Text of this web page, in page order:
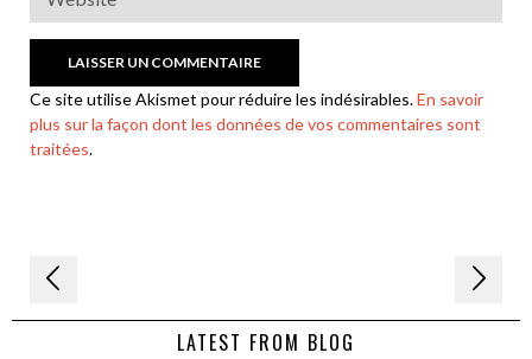
Ce site utilise Akismet pour réduire les indésirables.En savoir
plus sur la façon dont les données de vos commentaires sont
traitées.
Navigation
de LATEST FROM BLOG